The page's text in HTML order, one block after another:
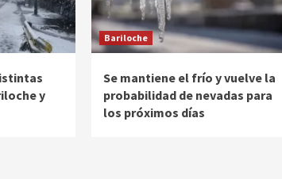
y
Bariloche
Se mantiene el frío y vuelve la
probabilidad de nevadas para
los próximos días